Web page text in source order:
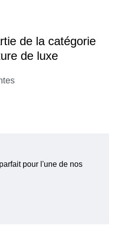
de la catégorie
de luxe
pour l'une de nos